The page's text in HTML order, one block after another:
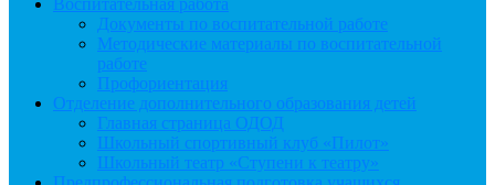
Воспитательная работа
Документы по воспитательной работе
Методические материалы по воспитательной
работе
Профориентация
Отделение дополнительного образования детей
Главная страница ОДОД
Школьный спортивный клуб «Пилот»
Школьный театр «Ступени к театру»